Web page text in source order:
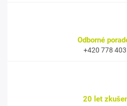
Odborné
+420 778
20 let